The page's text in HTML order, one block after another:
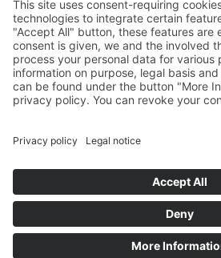
Service
Information
Our further shops:
shipping costs
charges, if not stated